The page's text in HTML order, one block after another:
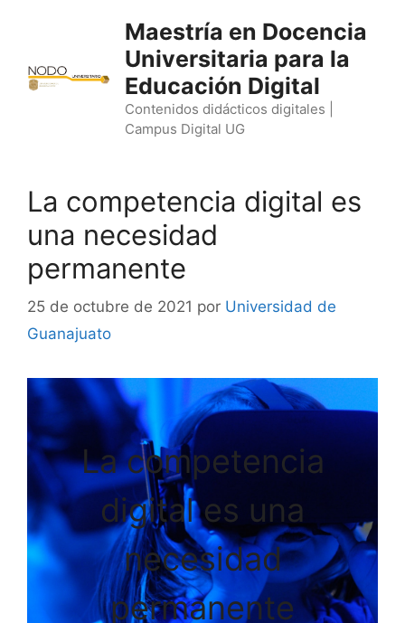
Maestría en Docencia
Universitaria para la
Educación Digital
Contenidos didácticos digitales |
Campus Digital UG
La competencia digital es
una necesidad
permanente
25 de octubre de 2021 por Universidad de
Guanajuato
La competencia
digital es una
necesidad
permanente